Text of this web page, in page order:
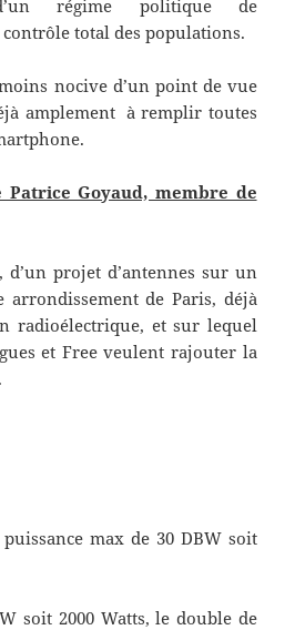
régime politique de
total des populations.
nocive d’un point de vue
amplement à remplir toutes
Patrice Goyaud, membre de
d’un projet d’antennes sur un
arrondissement de Paris, déjà
radioélectrique, et sur lequel
et Free veulent rajouter la
max de 30 DBW soit
soit 2000 Watts, le double de